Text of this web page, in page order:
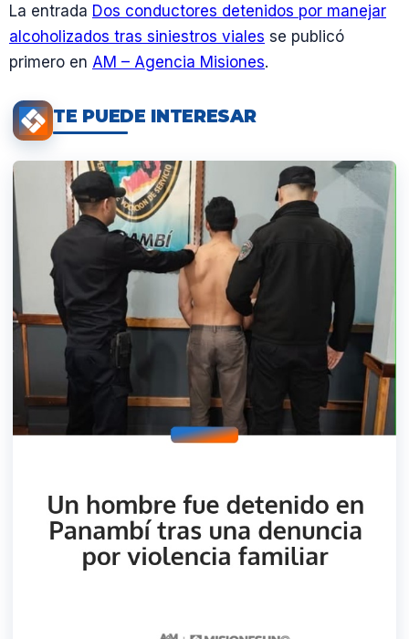
La entrada Dos conductores detenidos por manejar
alcoholizados tras siniestros viales se publicó
primero en AM – Agencia Misiones.
TE PUEDE INTERESAR